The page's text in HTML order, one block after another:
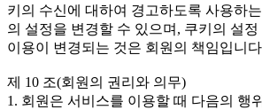
키의 수신에 대하여 경고하도록 사용하
의 설정을 변경할 수 있으며, 쿠키의 설
이용이 변경되는 것은 회원의 책임입니
제 10 조(회원의 권리와 의무)
1. 회원은 서비스를 이용할 때 다음의 행